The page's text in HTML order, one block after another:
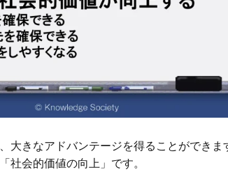
大きなアドバンテージを得ることができま
社会的価値の向上」です。